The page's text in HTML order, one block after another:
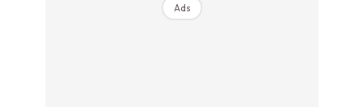
Ads